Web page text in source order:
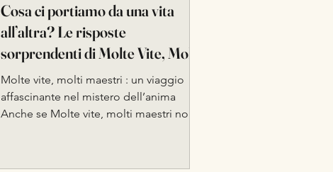
Cosa ci portiamo da una vita
all’altra? Le risposte
sorprendenti di Molte Vite, Molti
Maestri
Molte vite, molti maestri : un viaggio
affascinante nel mistero dell’anima
Anche se Molte vite, molti maestri non è